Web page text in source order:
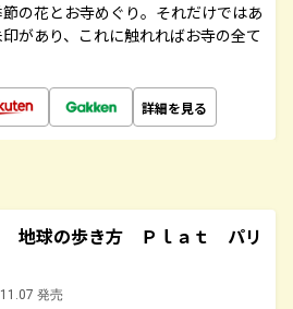
の花とお寺めぐり。それだけではあ
があり、これに触れればお寺の全て
詳細を見る
地球の歩き方 Ｐｌａｔ パリ
発売